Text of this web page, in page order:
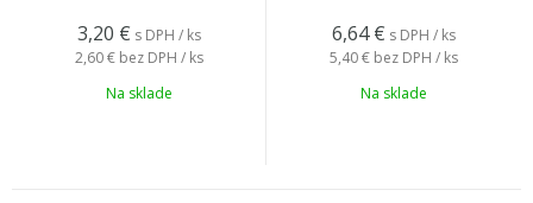
3,20 € s DPH / ks
2,60 € bez DPH / ks
Na sklade
6,64 € s DPH / ks
5,40 € bez DPH / ks
Na sklade